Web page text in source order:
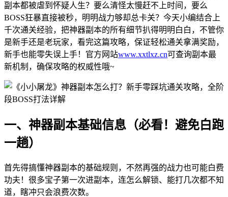
副本都被虐到怀疑人生？要么清怪太慢赶不上时间，要么
BOSS狂暴直接被秒，明明战力够却总卡关？今天小编结合上
千次通关经验，把神器副本的所有细节扒得明明白白，不管你
是新手还是老玩家，看完这篇攻略，保证轻松通关拿满奖励，
新手也能零失误上手！官方网站www.xxtlxz.cn可查询副本最
新机制，确保攻略的权威性哦~
一、神器副本基础信息（必看！避免白跑
一趟）
首先得搞懂神器副本的基础规则，不然再强的战力也可能白费
功夫！很多宝子第一次进副本，连怎么解锁、能打几次都不知
道，瞎冲只会浪费次数。